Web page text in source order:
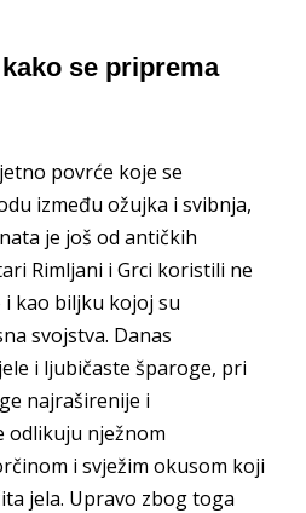
se priprema
povrće koje se
između ožujka i svibnja,
je još od antičkih
Rimljani i Grci koristili ne
kao biljku kojoj su
svojstva. Danas
i ljubičaste šparoge, pri
najraširenije i
odlikuju nježnom
i svježim okusom koji
jela. Upravo zbog toga